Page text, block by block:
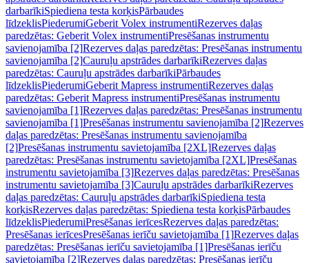
darbarīkiSpiediena testa korķisPārbaudes
līdzeklisPiederumiGeberit Volex instrumentiRezerves daļas
paredzētas: Geberit Volex instrumentiPresēšanas instrumentu
savienojamība [2]Rezerves daļas paredzētas: Presēšanas instrumentu
savienojamība [2]Cauruļu apstrādes darbarīkiRezerves daļas
paredzētas: Cauruļu apstrādes darbarīkiPārbaudes
līdzeklisPiederumiGeberit Mapress instrumentiRezerves daļas
paredzētas: Geberit Mapress instrumentiPresēšanas instrumentu
savienojamība [1]Rezerves daļas paredzētas: Presēšanas instrumentu
savienojamība [1]Presēšanas instrumentu savienojamība [2]Rezerves
daļas paredzētas: Presēšanas instrumentu savienojamība
[2]Presēšanas instrumentu savietojamība [2XL]Rezerves daļas
paredzētas: Presēšanas instrumentu savietojamība [2XL]Presēšanas
instrumentu savietojamība [3]Rezerves daļas paredzētas: Presēšanas
instrumentu savietojamība [3]Cauruļu apstrādes darbarīkiRezerves
daļas paredzētas: Cauruļu apstrādes darbarīkiSpiediena testa
korķisRezerves daļas paredzētas: Spiediena testa korķisPārbaudes
līdzeklisPiederumiPresēšanas ierīcesRezerves daļas paredzētas:
Presēšanas ierīcesPresēšanas ierīču savietojamība [1]Rezerves daļas
paredzētas: Presēšanas ierīču savietojamība [1]Presēšanas ierīču
savietojamība [2]Rezerves daļas paredzētas: Presēšanas ierīču